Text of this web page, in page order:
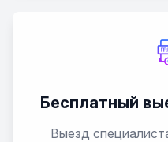
Бесплатный
Выезд